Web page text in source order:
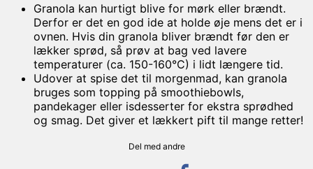
Granola kan hurtigt blive for mørk eller brændt.
Derfor er det en god ide at holde øje mens det er i
ovnen. Hvis din granola bliver brændt før den er
lækker sprød, så prøv at bag ved lavere
temperaturer (ca. 150-160°C) i lidt længere tid.
Udover at spise det til morgenmad, kan granola
bruges som topping på smoothiebowls,
pandekager eller isdesserter for ekstra sprødhed
og smag. Det giver et lækkert pift til mange retter!
Del med andre